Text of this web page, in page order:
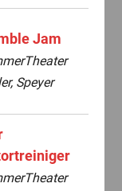
Jam
Speyer